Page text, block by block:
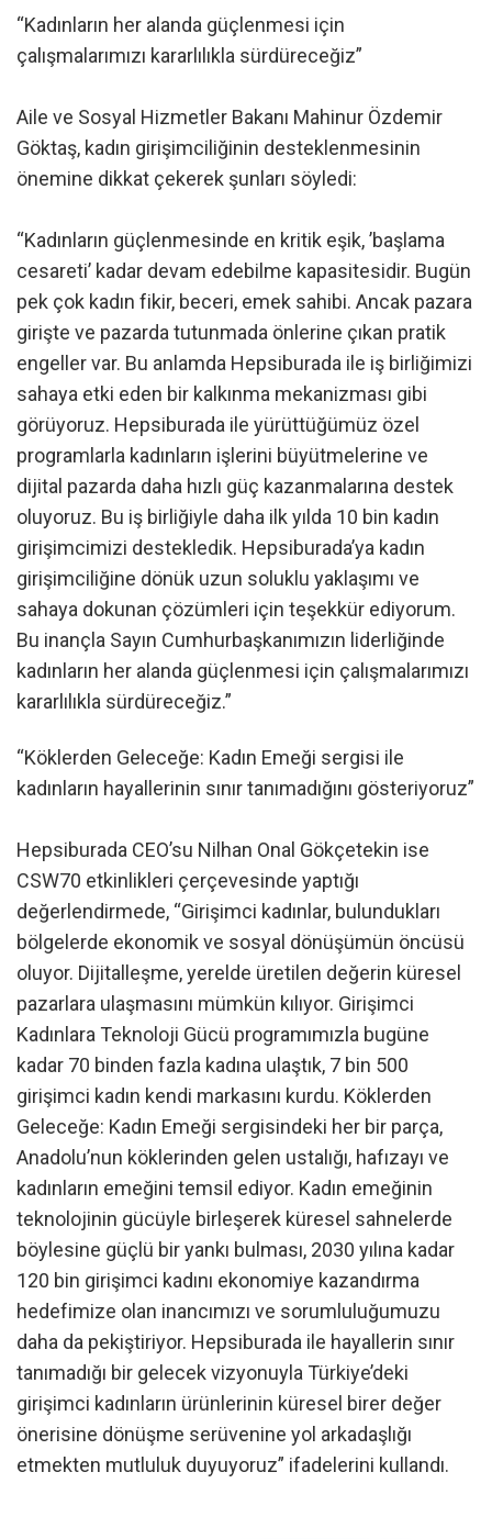
“Kadınların her alanda güçlenmesi için
çalışmalarımızı kararlılıkla sürdüreceğiz”
Aile ve Sosyal Hizmetler Bakanı Mahinur Özdemir
Göktaş, kadın girişimciliğinin desteklenmesinin
önemine dikkat çekerek şunları söyledi:
“Kadınların güçlenmesinde en kritik eşik, ’başlama
cesareti’ kadar devam edebilme kapasitesidir. Bugün
pek çok kadın fikir, beceri, emek sahibi. Ancak pazara
girişte ve pazarda tutunmada önlerine çıkan pratik
engeller var. Bu anlamda Hepsiburada ile iş birliğimizi
sahaya etki eden bir kalkınma mekanizması gibi
görüyoruz. Hepsiburada ile yürüttüğümüz özel
programlarla kadınların işlerini büyütmelerine ve
dijital pazarda daha hızlı güç kazanmalarına destek
oluyoruz. Bu iş birliğiyle daha ilk yılda 10 bin kadın
girişimcimizi destekledik. Hepsiburada’ya kadın
girişimciliğine dönük uzun soluklu yaklaşımı ve
sahaya dokunan çözümleri için teşekkür ediyorum.
Bu inançla Sayın Cumhurbaşkanımızın liderliğinde
kadınların her alanda güçlenmesi için çalışmalarımızı
kararlılıkla sürdüreceğiz.”
“Köklerden Geleceğe: Kadın Emeği sergisi ile
kadınların hayallerinin sınır tanımadığını gösteriyoruz”
Hepsiburada CEO’su Nilhan Onal Gökçetekin ise
CSW70 etkinlikleri çerçevesinde yaptığı
değerlendirmede, “Girişimci kadınlar, bulundukları
bölgelerde ekonomik ve sosyal dönüşümün öncüsü
oluyor. Dijitalleşme, yerelde üretilen değerin küresel
pazarlara ulaşmasını mümkün kılıyor. Girişimci
Kadınlara Teknoloji Gücü programımızla bugüne
kadar 70 binden fazla kadına ulaştık, 7 bin 500
girişimci kadın kendi markasını kurdu. Köklerden
Geleceğe: Kadın Emeği sergisindeki her bir parça,
Anadolu’nun köklerinden gelen ustalığı, hafızayı ve
kadınların emeğini temsil ediyor. Kadın emeğinin
teknolojinin gücüyle birleşerek küresel sahnelerde
böylesine güçlü bir yankı bulması, 2030 yılına kadar
120 bin girişimci kadını ekonomiye kazandırma
hedefimize olan inancımızı ve sorumluluğumuzu
daha da pekiştiriyor. Hepsiburada ile hayallerin sınır
tanımadığı bir gelecek vizyonuyla Türkiye’deki
girişimci kadınların ürünlerinin küresel birer değer
önerisine dönüşme serüvenine yol arkadaşlığı
etmekten mutluluk duyuyoruz” ifadelerini kullandı.